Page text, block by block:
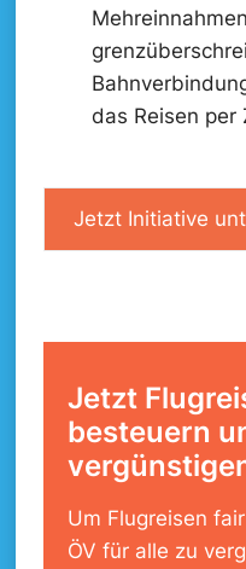
das Reisen
Jetzt Initiative
Jetzt
besteuern
Um Flugreisen
ÖV für alle zu